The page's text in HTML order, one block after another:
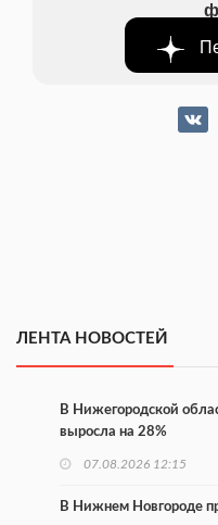
ЛЕНТА НОВОСТЕЙ
В Нижегородской
выросла на 28%
07.08.2026 12:15
В Нижнем Новгороде